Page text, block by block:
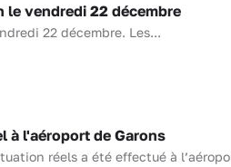
le vendredi 22 décembre
22 décembre. Les...
à l'aéroport de Garons
réels a été effectué à